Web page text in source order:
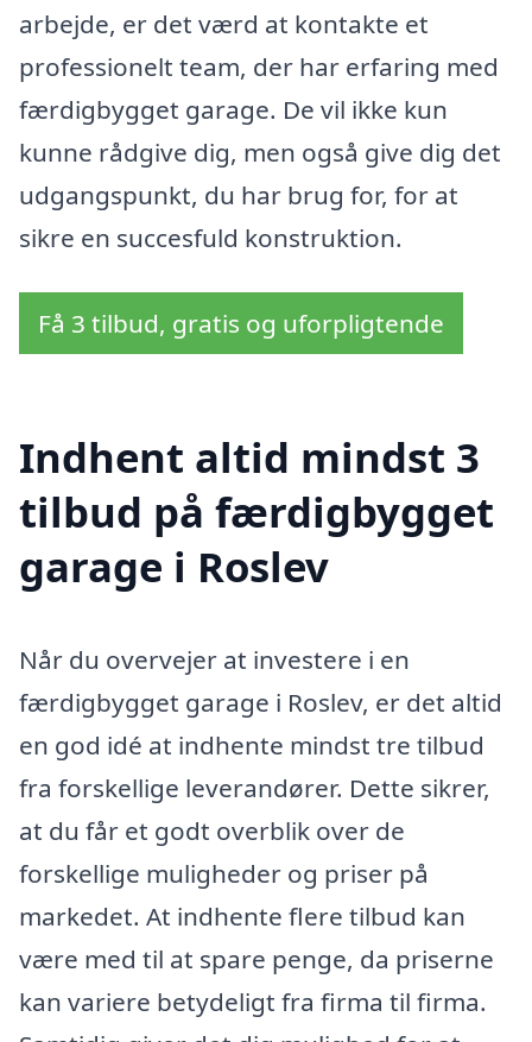
arbejde, er det værd at kontakte et
professionelt team, der har erfaring med
færdigbygget garage. De vil ikke kun
kunne rådgive dig, men også give dig det
udgangspunkt, du har brug for, for at
sikre en succesfuld konstruktion.
Få 3 tilbud, gratis og uforpligtende
Indhent altid mindst 3
tilbud på færdigbygget
garage i Roslev
Når du overvejer at investere i en
færdigbygget garage i Roslev, er det altid
en god idé at indhente mindst tre tilbud
fra forskellige leverandører. Dette sikrer,
at du får et godt overblik over de
forskellige muligheder og priser på
markedet. At indhente flere tilbud kan
være med til at spare penge, da priserne
kan variere betydeligt fra firma til firma.